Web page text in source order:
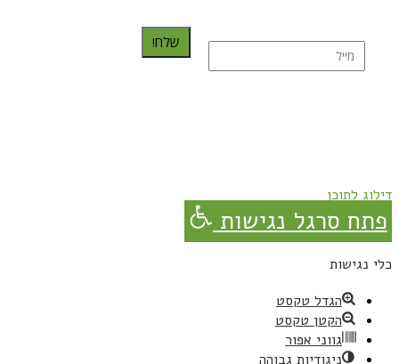
שלח!
לתוכן
סרגל נגישות
נגישות
הגדל טקסט
הקטן טקסט
גווני אפור
ניגודיות גבוהה